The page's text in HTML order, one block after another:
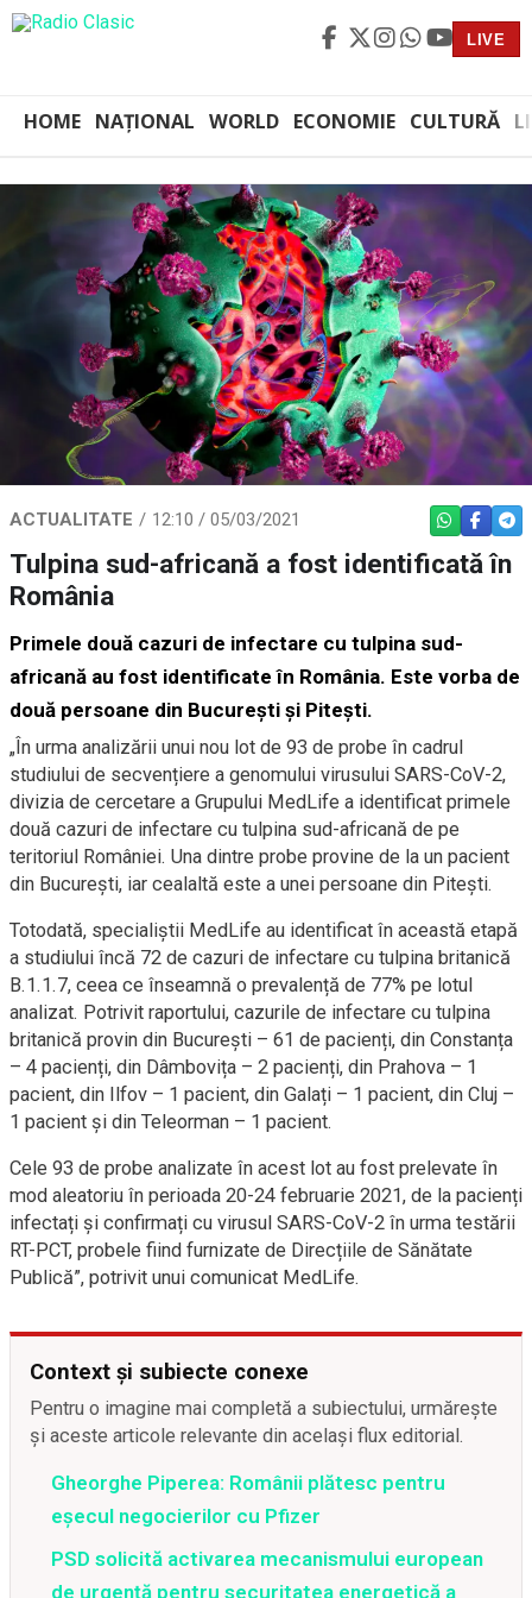
LIVE
HOME NAȚIONAL WORLD ECONOMIE CULTURĂ
ACTUALITATE 12:10 / 05/03/2021 WHATSAPP
Tulpina sud-africană a fost identificată în
România
Primele două cazuri de infectare cu tulpina sud-
africană au fost identificate în România. Este vorba de
două persoane din București și Pitești.
„În urma analizării unui nou lot de 93 de probe în cadrul
studiului de secvențiere a genomului virusului SARS-CoV-2,
divizia de cercetare a Grupului MedLife a identificat primele
două cazuri de infectare cu tulpina sud-africană de pe
teritoriul României. Una dintre probe provine de la un pacient
din București, iar cealaltă este a unei persoane din Pitești.
Totodată, specialiștii MedLife au identificat în această etapă
a studiului încă 72 de cazuri de infectare cu tulpina britanică
B.1.1.7, ceea ce înseamnă o prevalență de 77% pe lotul
analizat. Potrivit raportului, cazurile de infectare cu tulpina
britanică provin din București – 61 de pacienți, din Constanța
– 4 pacienți, din Dâmbovița – 2 pacienți, din Prahova – 1
pacient, din Ilfov – 1 pacient, din Galați – 1 pacient, din Cluj –
1 pacient și din Teleorman – 1 pacient.
Cele 93 de probe analizate în acest lot au fost prelevate în
mod aleatoriu în perioada 20-24 februarie 2021, de la pacienți
infectați și confirmați cu virusul SARS-CoV-2 în urma testării
RT-PCT, probele fiind furnizate de Direcțiile de Sănătate
Publică”, potrivit unui comunicat MedLife.
Context și subiecte conexe
Pentru o imagine mai completă a subiectului, urmărește
și aceste articole relevante din același flux editorial.
Gheorghe Piperea: Românii plătesc pentru
eșecul negocierilor cu Pfizer
PSD solicită activarea mecanismului european
de urgență pentru securitatea energetică a